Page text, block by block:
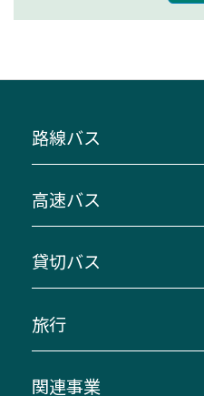
路線バス
主要停留所案内図・時刻
路線バスのご利用方法
三重交通接近情報バス
ダイヤ改正情報
迂回・休止について
高速バス
南紀・VISON～横浜・
伊賀～名古屋
南紀～VISON～名古屋
貸切バス
貸切バスのご利用につい
旅行
関連事業